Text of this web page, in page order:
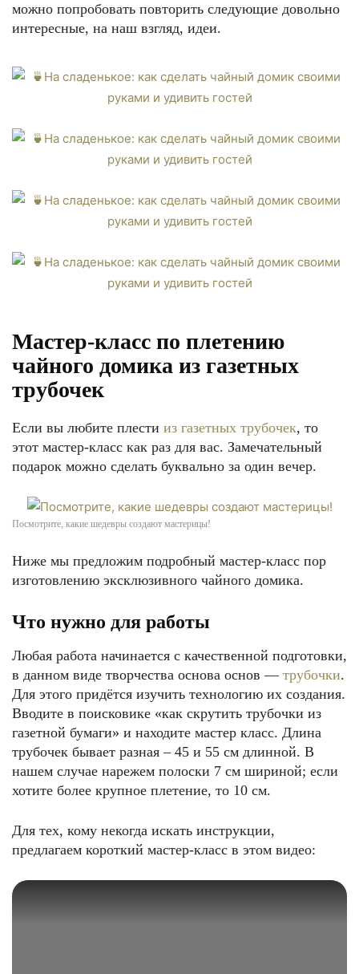
можно попробовать повторить следующие довольно
интересные, на наш взгляд, идеи.
Мастер-класс по плетению
чайного домика из газетных
трубочек
Если вы любите плести из газетных трубочек, то
этот мастер-класс как раз для вас. Замечательный
подарок можно сделать буквально за один вечер.
Посмотрите, какие шедевры создают мастерицы!
Ниже мы предложим подробный мастер-класс пор
изготовлению эксклюзивного чайного домика.
Что нужно для работы
Любая работа начинается с качественной подготовки,
в данном виде творчества основа основ — трубочки.
Для этого придётся изучить технологию их создания.
Вводите в поисковике «как скрутить трубочки из
газетной бумаги» и находите мастер класс. Длина
трубочек бывает разная – 45 и 55 см длинной. В
нашем случае нарежем полоски 7 см шириной; если
хотите более крупное плетение, то 10 см.
Для тех, кому некогда искать инструкции,
предлагаем короткий мастер-класс в этом видео: